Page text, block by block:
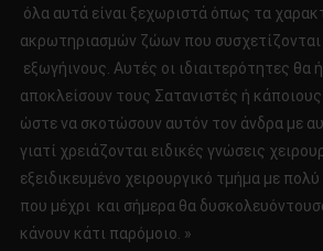
όλα αυτά είναι ξεχωριστά όπως τα
ακρωτηριασμών ζώων που συσχετίζονται
εξωγήινους. Αυτές οι ιδιαιτερότητες θα
αποκλείσουν τους Σατανιστές ή
ώστε να σκοτώσουν αυτόν τον άνδρα με
γιατί χρειάζονται ειδικές γνώσεις
εξειδικευμένο χειρουργικό τμήμα με
που μέχρι και σήμερα θα
κάνουν κάτι παρόμοιο. »